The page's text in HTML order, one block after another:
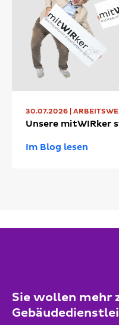
30.07.2026 |
Unsere mitWIRker
Im Blog lesen
Sie wollen mehr